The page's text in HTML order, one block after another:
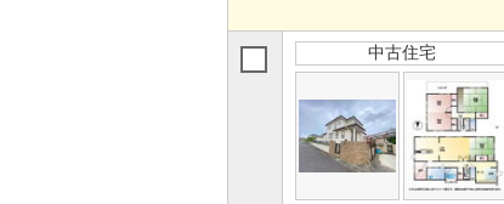
中古住宅